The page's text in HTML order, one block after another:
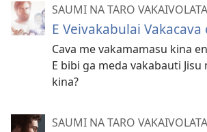
SAUMI NA TARO
E Veivakabulai Vakacava
Cava me vakamamasu kina
E bibi ga meda vakabauti
kina?
SAUMI NA TARO